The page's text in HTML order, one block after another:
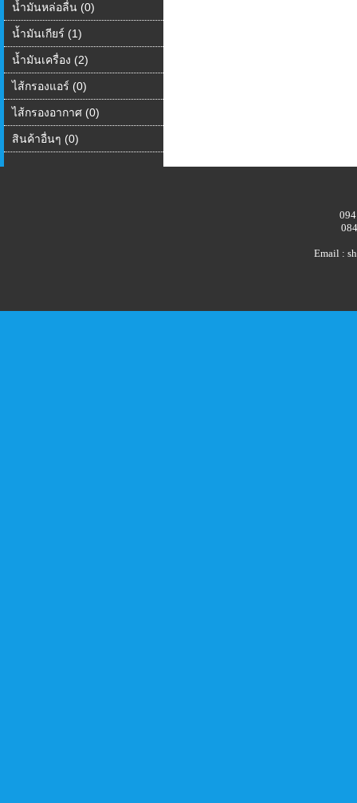
น้ำมันหล่อลื่น (0)
น้ำมันเกียร์ (1)
น้ำมันเครื่อง (2)
ไส้กรองแอร์ (0)
ไส้กรองอากาศ (0)
สินค้าอื่นๆ (0)
Email :